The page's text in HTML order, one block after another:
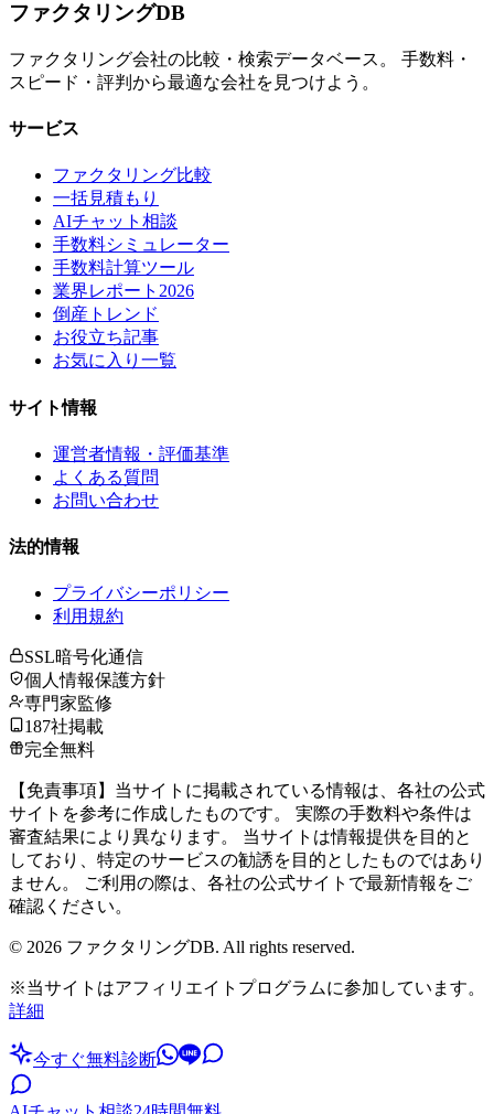
ファクタリングDB
ファクタリング会社の比較・検索データベース。 手数料・
スピード・評判から最適な会社を見つけよう。
サービス
ファクタリング比較
一括見積もり
AIチャット相談
手数料シミュレーター
手数料計算ツール
業界レポート2026
倒産トレンド
お役立ち記事
お気に入り一覧
サイト情報
運営者情報・評価基準
よくある質問
お問い合わせ
法的情報
プライバシーポリシー
利用規約
SSL暗号化通信
個人情報保護方針
専門家監修
187社掲載
完全無料
【免責事項】当サイトに掲載されている情報は、各社の公式
サイトを参考に作成したものです。 実際の手数料や条件は
審査結果により異なります。 当サイトは情報提供を目的と
しており、特定のサービスの勧誘を目的としたものではあり
ません。 ご利用の際は、各社の公式サイトで最新情報をご
確認ください。
© 2026 ファクタリングDB. All rights reserved.
※当サイトはアフィリエイトプログラムに参加しています。
詳細
今すぐ無料診断